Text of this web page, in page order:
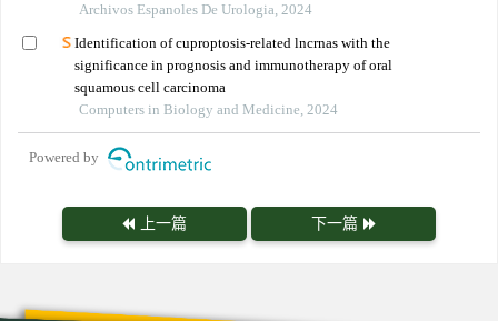
Archivos Espanoles De Urologia, 2024
Identification of cuproptosis-related lncrnas with the
significance in prognosis and immunotherapy of oral
squamous cell carcinoma
Computers in Biology and Medicine, 2024
Powered by
上一篇 下一篇